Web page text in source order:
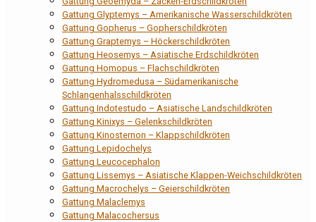
Gattung Glyptemys – Amerikanische Wasserschildkröten
Gattung Gopherus – Gopherschildkröten
Gattung Graptemys – Höckerschildkröten
Gattung Heosemys – Asiatische Erdschildkröten
Gattung Homopus – Flachschildkröten
Gattung Hydromedusa – Südamerikanische
Schlangenhalsschildkröten
Gattung Indotestudo – Asiatische Landschildkröten
Gattung Kinixys – Gelenkschildkröten
Gattung Kinosternon – Klappschildkröten
Gattung Lepidochelys
Gattung Leucocephalon
Gattung Lissemys – Asiatische Klappen-Weichschildkröten
Gattung Macrochelys – Geierschildkröten
Gattung Malaclemys
Gattung Malacochersus